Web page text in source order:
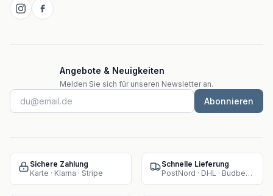
Angebote & Neuigkeiten
Melden Sie sich für unseren Newsletter an.
Abonnieren
Sichere Zahlung
Karte · Klarna · Stripe
Schnelle Lieferung
PostNord · DHL · Budbee · Instabox